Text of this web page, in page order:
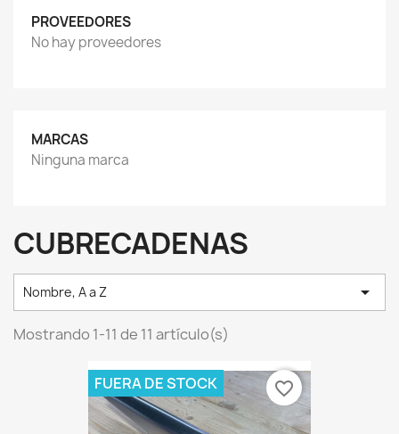
PROVEEDORES
No hay proveedores
MARCAS
Ninguna marca
CUBRECADENAS
Nombre, A a Z 
Mostrando 1-11 de 11 artículo(s)
FUERA DE STOCK favorite_border